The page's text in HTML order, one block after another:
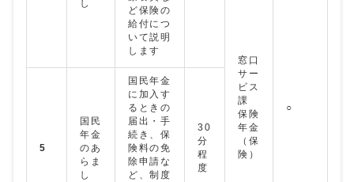
し
ど保険の
給付につ
いて説明
します
窓口
サー
ビス
課
保険
年金
（保
険）
○
5
国民
年金
のあ
らま
し
国民年金
に加入す
るときの
届出・手
続き、保
険料の免
除申請な
ど、制度
30
分
程
度